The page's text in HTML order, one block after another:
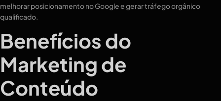
melhorar posicionamento no Google e gerar tráfego orgânico
qualificado.
Benefícios do
Marketing de
Conteúdo